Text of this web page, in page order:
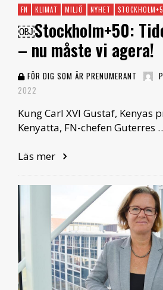
FN KLIMAT MILJÖ NYHET
￼Stockholm+50:
– nu måste vi agera!
FÖR DIG SOM ÄR PRENUMERANT
2022
Kung Carl XVI Gustaf, Kenyas
Kenyatta, FN-chefen Guterres
Läs mer